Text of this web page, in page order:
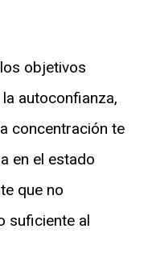
objetivos
autoconfianza,
concentración te
en el estado
que no
suficiente al